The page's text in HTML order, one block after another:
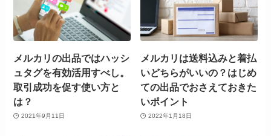
メルカリの出品ではハッシ
ュタグを有効活用すべし。
取引成功を促す使い方と
は？
2021年9月11日
メルカリは送料込みと着払
いどちらがいいの？はじめ
ての出品でおさえておきた
いポイント
2022年1月18日